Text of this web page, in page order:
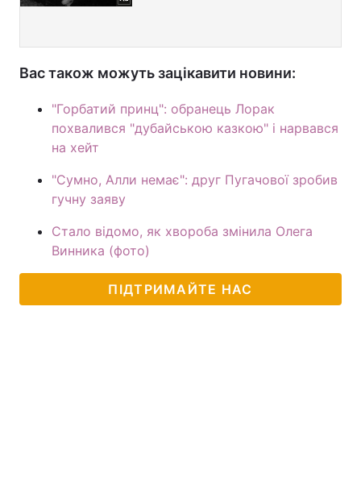
Вас також можуть зацікавити новини:
"Горбатий принц": обранець Лорак
похвалився "дубайською казкою" і нарвався
на хейт
"Сумно, Алли немає": друг Пугачової зробив
гучну заяву
Стало відомо, як хвороба змінила Олега
Винника (фото)
ПІДТРИМАЙТЕ НАС